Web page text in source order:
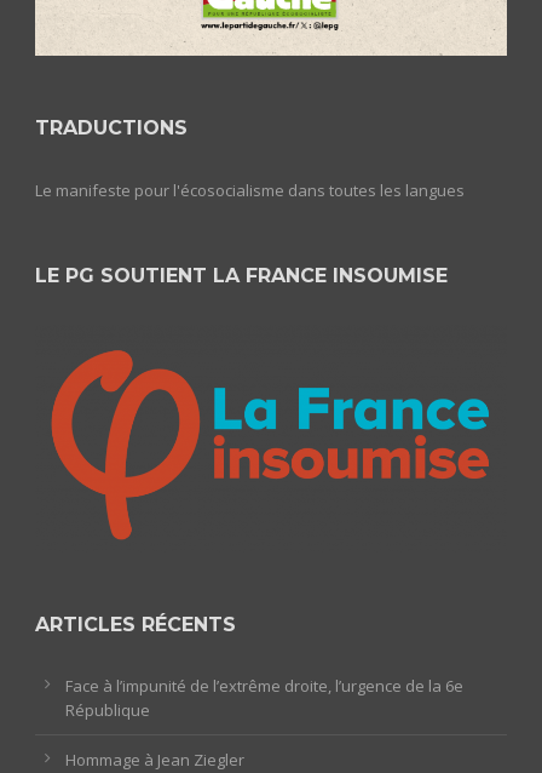
TRADUCTIONS
Le manifeste pour l'écosocialisme dans toutes les langues
LE PG SOUTIENT LA FRANCE INSOUMISE
ARTICLES RÉCENTS
Face à l’impunité de l’extrême droite, l’urgence de la 6e
République
Hommage à Jean Ziegler